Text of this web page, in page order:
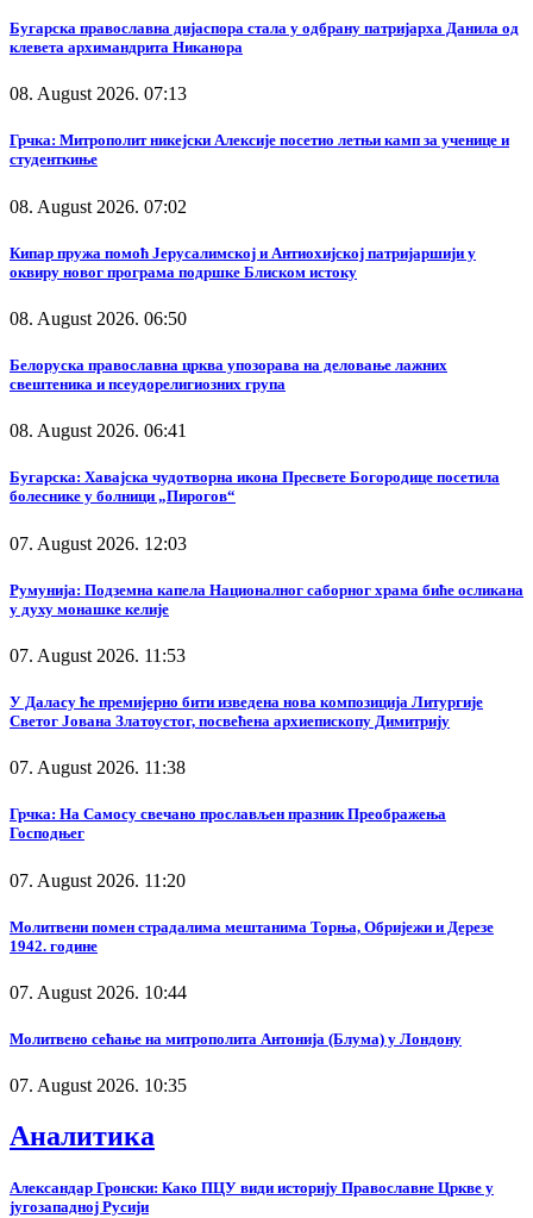
Бугарска православна дијаспора стала у одбрану патријарха Данила од
клевета архимандрита Никанора
08. August 2026. 07:13
Грчка: Митрополит никејски Алексије посетио летњи камп за ученице и
студенткиње
08. August 2026. 07:02
Кипар пружа помоћ Јерусалимској и Антиохијској патријаршији у
оквиру новог програма подршке Блиском истоку
08. August 2026. 06:50
Белоруска православна црква упозорава на деловање лажних
свештеника и псеудорелигиозних група
08. August 2026. 06:41
Бугарска: Хавајска чудотворна икона Пресвете Богородице посетила
болеснике у болници „Пирогов“
07. August 2026. 12:03
Румунија: Подземна капела Националног саборног храма биће осликана
у духу монашке келије
07. August 2026. 11:53
У Даласу ће премијерно бити изведена нова композиција Литургије
Светог Јована Златоустог, посвећена архиепископу Димитрију
07. August 2026. 11:38
Грчка: На Самосу свечано прослављен празник Преображења
Господњег
07. August 2026. 11:20
Молитвени помен страдалима мештанима Торња, Обријежи и Дерезе
1942. године
07. August 2026. 10:44
Молитвено сећање на митрополита Антонија (Блума) у Лондону
07. August 2026. 10:35
Аналитика
Александар Гронски: Како ПЦУ види историју Православне Цркве у
југозападној Русији